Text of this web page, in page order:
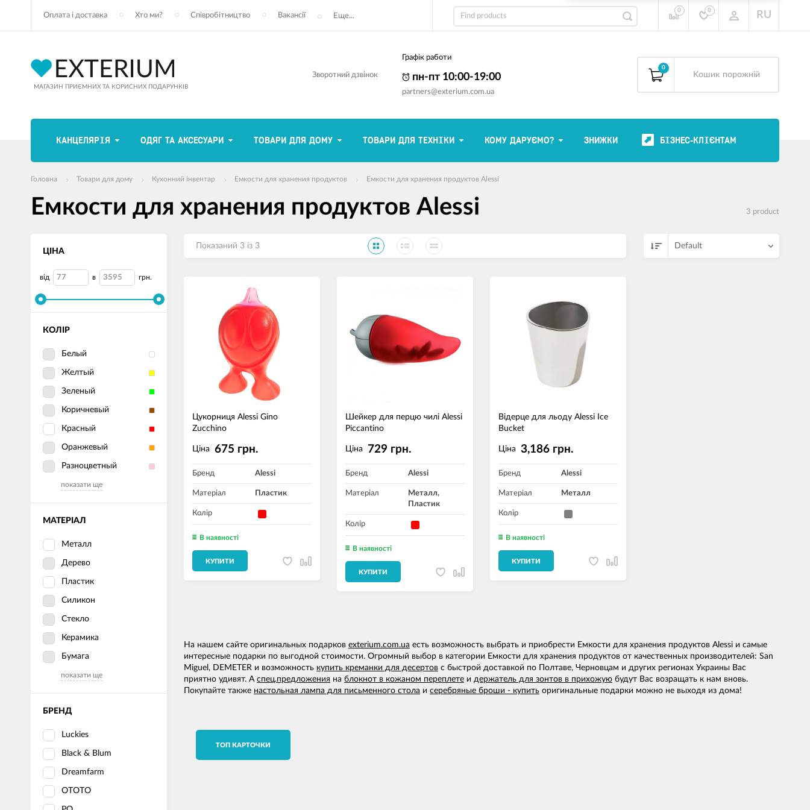
Оплата і доставка Хто ми? Співробітництво Вакансії Еще...
0 0 RU
МАГАЗИН ПРИЄМНИХ ТА КОРИСНИХ ПОДАРУНКІВ
Зворотний дзвінок
Графік работи
пн-пт 10:00-19:00
partners@exterium.com.ua
0
Kошик порожній
КАНЦЕЛЯРІЯ ОДЯГ ТА АКСЕСУАРИ ТОВАРИ ДЛЯ ДОМУ ТОВАРИ ДЛЯ ТЕХНІКИ КОМУ ДАРУЄМО? ЗНИЖКИ БІЗНЕС-КЛІЄНТАМ
Головна Товари для дому Кухонний інвентар Емкости для хранения продуктов Емкости для хранения продуктов Alessi
Емкости для хранения продуктов Alessi 3 product
ЦІНА
від в грн.
КОЛІР
Белый
Желтый
Зеленый
Коричневый
Красный
Оранжевый
Разноцветный
показати ще
МАТЕРІАЛ
Металл
Дерево
Пластик
Силикон
Стекло
Керамика
Бумага
показати ще
БРЕНД
Luckies
Black & Blum
Dreamfarm
OTOTO
Показаний 3 із 3 Default
Цукорниця Alessi Gino
Zucchino
Ціна 675 грн.
Бренд Alessi
Матеріал Пластик
Колір
В наявності
КУПИТИ
Шейкер для перцю чилі Alessi
Piccantino
Ціна 729 грн.
Бренд Alessi
Матеріал
Металл,
Пластик
Колір
В наявності
КУПИТИ
Відерце для льоду Alessi Ice
Bucket
Ціна 3,186 грн.
Бренд Alessi
Матеріал Металл
Колір
В наявності
КУПИТИ
На нашем сайте оригинальных подарков exterium.com.ua есть возможность выбрать и приобрести Емкости для хранения продуктов Alessi и самые
интересные подарки по выгодной стоимости. Огромный выбор в категории Емкости для хранения продуктов от качественных производителей: San
Miguel, DEMETER и возможность купить креманки для десертов с быстрой доставкой по Полтаве, Черновцам и других регионах Украины Вас
приятно удивят. А спец.предложения на блокнот в кожаном переплете и держатель для зонтов в прихожую будут Вас возращать к нам вновь.
Покупайте также настольная лампа для письменного стола и серебряные броши - купить оригинальные подарки можно не выходя из дома!
TОП КАРТОЧКИ